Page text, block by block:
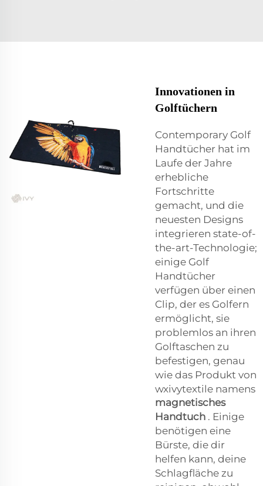
Innovationen in
Golftüchern
Contemporary Golf
Handtücher hat im
Laufe der Jahre
erhebliche
Fortschritte
gemacht, und die
neuesten Designs
integrieren state-of-
the-art-Technologie;
einige Golf
Handtücher
verfügen über einen
Clip, der es Golfern
ermöglicht, sie
problemlos an ihren
Golftaschen zu
befestigen, genau
wie das Produkt von
wxivytextile namens
magnetisches
Handtuch . Einige
benötigen eine
Bürste, die dir
helfen kann, deine
Schlagfläche zu